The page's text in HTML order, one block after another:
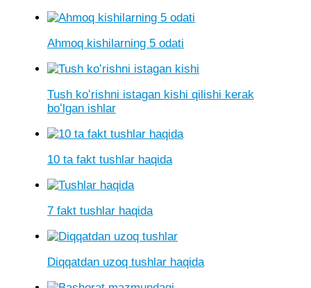
Ahmoq kishilarning 5 odati
Tush koʻrishni istagan kishi qilishi kerak
boʻlgan ishlar
10 ta fakt tushlar haqida
7 fakt tushlar haqida
Diqqatdan uzoq tushlar haqida